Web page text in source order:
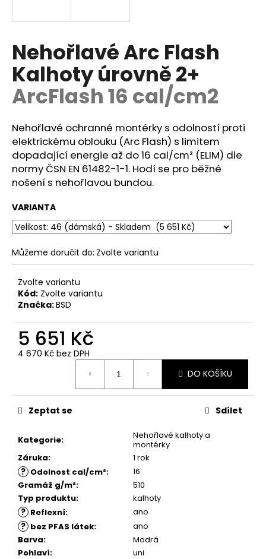
Nehořlavé Arc Flash
Kalhoty úrovně 2+
ArcFlash 16 cal/cm2
Nehořlavé ochranné montérky s odolností proti
elektrickému oblouku (Arc Flash) s limitem
dopadající energie až do 16 cal/cm² (ELIM) dle
normy ČSN EN 61482-1-1. Hodí se pro běžné
nošení s nehořlavou bundou.
VARIANTA
Můžeme doručit do: Zvolte variantu
Zvolte variantu
Kód: Zvolte variantu
Značka:BSD
5 651 Kč
4 670 Kč bez DPH
DO KOŠÍKU
Kategorie:
Nehořlavé kalhoty a
montérky
Záruka: 1 rok
? Odolnost cal/cm²:
16
Gramáž g/m²:
510
Typ produktu: kalhoty
? Reflexní: ano
? bez PFAS látek:
ano
Barva:
Modrá
Pohlaví: uni
Zeptat se Sdílet
í
t
?
HLEDAT
D
o
p
o
u
č
u
e
m